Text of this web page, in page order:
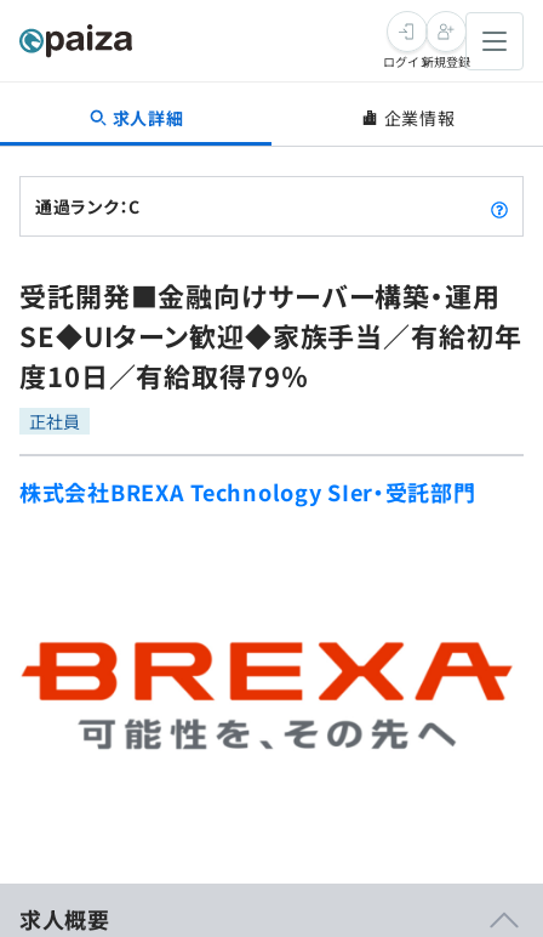
転職・キャリア
転職成功ガイド
転職エージェント
インタビュー
転職成功ガイド
新卒就活
求人検索
本選考
インターン
新卒エージェント
就活成功ガイド
学習
問題集
4択課題
プラン
個人向けプラン
契約内容・クーポン
プログラミング言語
ゲーム・マンガ
note
ログイン新規登録
求人詳細 企業情報
通過ランク：C
受託開発■金融向けサーバー構築・運用
SE◆UIターン歓迎◆家族手当／有給初年
度10日／有給取得79％
正社員
株式会社BREXA Technology SIer・受託部門
求人概要